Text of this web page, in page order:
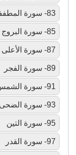
83- سورة المطففين
85- سورة البروج
87- سورة الأعلى
89- سورة الفجر
91- سورة الشمس
93- سورة الضحى
95- سورة التين
97- سورة القدر